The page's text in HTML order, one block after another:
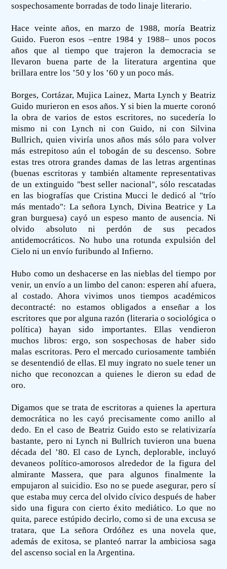
sospechosamente borradas de todo linaje literario.
Hace veinte años, en marzo de 1988, moría Beatriz
Guido. Fueron esos –entre 1984 y 1988– unos pocos
años que al tiempo que trajeron la democracia se
llevaron buena parte de la literatura argentina que
brillara entre los ’50 y los ’60 y un poco más.
Borges, Cortázar, Mujica Lainez, Marta Lynch y Beatriz
Guido murieron en esos años. Y si bien la muerte coronó
la obra de varios de estos escritores, no sucedería lo
mismo ni con Lynch ni con Guido, ni con Silvina
Bullrich, quien viviría unos años más sólo para volver
más estrepitoso aún el tobogán de su descenso. Sobre
estas tres otrora grandes damas de las letras argentinas
(buenas escritoras y también altamente representativas
de un extinguido "best seller nacional", sólo rescatadas
en las biografías que Cristina Mucci le dedicó al "trío
más mentado": La señora Lynch, Divina Beatrice y La
gran burguesa) cayó un espeso manto de ausencia. Ni
olvido absoluto ni perdón de sus pecados
antidemocráticos. No hubo una rotunda expulsión del
Cielo ni un envío furibundo al Infierno.
Hubo como un deshacerse en las nieblas del tiempo por
venir, un envío a un limbo del canon: esperen ahí afuera,
al costado. Ahora vivimos unos tiempos académicos
decontracté: no estamos obligados a enseñar a los
escritores que por alguna razón (literaria o sociológica o
política) hayan sido importantes. Ellas vendieron
muchos libros: ergo, son sospechosas de haber sido
malas escritoras. Pero el mercado curiosamente también
se desentendió de ellas. El muy ingrato no suele tener un
nicho que reconozcan a quienes le dieron su edad de
oro.
Digamos que se trata de escritoras a quienes la apertura
democrática no les cayó precisamente como anillo al
dedo. En el caso de Beatriz Guido esto se relativizaría
bastante, pero ni Lynch ni Bullrich tuvieron una buena
década del ’80. El caso de Lynch, deplorable, incluyó
devaneos político-amorosos alrededor de la figura del
almirante Massera, que para algunos finalmente la
empujaron al suicidio. Eso no se puede asegurar, pero sí
que estaba muy cerca del olvido cívico después de haber
sido una figura con cierto éxito mediático. Lo que no
quita, parece estúpido decirlo, como si de una excusa se
tratara, que La señora Ordóñez es una novela que,
además de exitosa, se planteó narrar la ambiciosa saga
del ascenso social en la Argentina.